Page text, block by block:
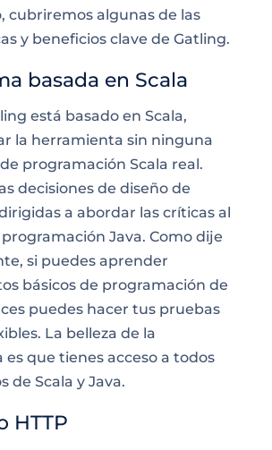
cubriremos algunas de las
y beneficios clave de Gatling.
basada en Scala
está basado en Scala,
la herramienta sin ninguna
programación Scala real.
decisiones de diseño de
a abordar las críticas al
Java. Como dije
si puedes aprender
básicos de programación de
puedes hacer tus pruebas
La belleza de la
que tienes acceso a todos
de Scala y Java.
HTTP